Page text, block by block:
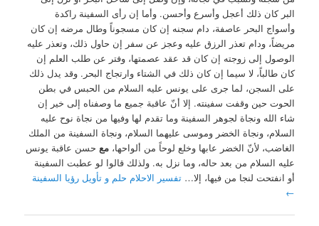
البر كان ذلك أعجل وأسرع وأحسن. وأما إن رأى السفينة راكدة
وأسواج البحر عاصفة، دام سجنه إن كان مسجوناً وطال مرضه إن كان
مريضاً، ودام تعذر الرزق عليه وعجز عن سفر إن حاول ذلك، وتعذر عليه
الوصول إلى زوجته إن كان قد عقد عصمتها، وفتر عن طلب العلم إن
كان طالباً، لا سيما إن كان ذلك في الشتاء وارتجاج البحر. وقد يدل ذلك
على السجن، لما جرى على يونس عليه السلام من الحبس في بطن
الحوت حين وقفت سفينته. إلا أنّ عاقبة جميع ما وصفناه إلى خير إن
شاء الله ونجاة لجوهر السفينة وما تقدم لها وفيها من نجاة نوح عليه
السلام، ونجاة الخضر وموسى عليهما السلام، ونجاة السفينة من الملك
الغاضب، لأنّ الخضر عابها وخلع لوحاً من ألواحها،مع حسن عاقبة يونس
عليه السلام من بعد حاله، وما نزل به. ولذلك قالوا لو عطبت السفينة
أو انفتحت لنجا من فيها، إلا…تفسير الاحلام حلم و تأويل رؤيا السفينة
←